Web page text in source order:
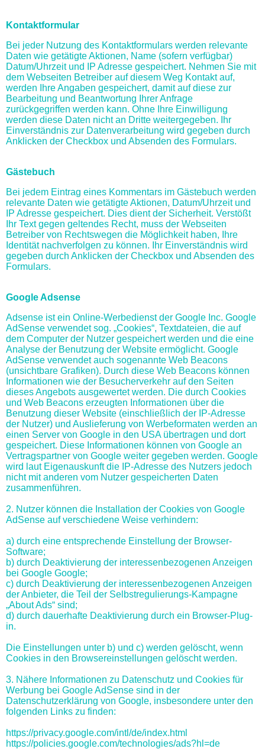
Kontaktformular
Bei jeder Nutzung des Kontaktformulars werden relevante
Daten wie getätigte Aktionen, Name (sofern verfügbar)
Datum/Uhrzeit und IP Adresse gespeichert. Nehmen Sie mit
dem Webseiten Betreiber auf diesem Weg Kontakt auf,
werden Ihre Angaben gespeichert, damit auf diese zur
Bearbeitung und Beantwortung Ihrer Anfrage
zurückgegriffen werden kann. Ohne Ihre Einwilligung
werden diese Daten nicht an Dritte weitergegeben. Ihr
Einverständnis zur Datenverarbeitung wird gegeben durch
Anklicken der Checkbox und Absenden des Formulars.
Gästebuch
Bei jedem Eintrag eines Kommentars im Gästebuch werden
relevante Daten wie getätigte Aktionen, Datum/Uhrzeit und
IP Adresse gespeichert. Dies dient der Sicherheit. Verstößt
Ihr Text gegen geltendes Recht, muss der Webseiten
Betreiber von Rechtswegen die Möglichkeit haben, Ihre
Identität nachverfolgen zu können. Ihr Einverständnis wird
gegeben durch Anklicken der Checkbox und Absenden des
Formulars.
Google Adsense
Adsense ist ein Online-Werbedienst der Google Inc. Google
AdSense verwendet sog. „Cookies“, Textdateien, die auf
dem Computer der Nutzer gespeichert werden und die eine
Analyse der Benutzung der Website ermöglicht. Google
AdSense verwendet auch sogenannte Web Beacons
(unsichtbare Grafiken). Durch diese Web Beacons können
Informationen wie der Besucherverkehr auf den Seiten
dieses Angebots ausgewertet werden. Die durch Cookies
und Web Beacons erzeugten Informationen über die
Benutzung dieser Website (einschließlich der IP-Adresse
der Nutzer) und Auslieferung von Werbeformaten werden an
einen Server von Google in den USA übertragen und dort
gespeichert. Diese Informationen können von Google an
Vertragspartner von Google weiter gegeben werden. Google
wird laut Eigenauskunft die IP-Adresse des Nutzers jedoch
nicht mit anderen vom Nutzer gespeicherten Daten
zusammenführen.
2. Nutzer können die Installation der Cookies von Google
AdSense auf verschiedene Weise verhindern:
a) durch eine entsprechende Einstellung der Browser-
Software;
b) durch Deaktivierung der interessenbezogenen Anzeigen
bei Google Google;
c) durch Deaktivierung der interessenbezogenen Anzeigen
der Anbieter, die Teil der Selbstregulierungs-Kampagne
„About Ads“ sind;
d) durch dauerhafte Deaktivierung durch ein Browser-Plug-
in.
Die Einstellungen unter b) und c) werden gelöscht, wenn
Cookies in den Browsereinstellungen gelöscht werden.
3. Nähere Informationen zu Datenschutz und Cookies für
Werbung bei Google AdSense sind in der
Datenschutzerklärung von Google, insbesondere unter den
folgenden Links zu finden:
https://privacy.google.com/intl/de/index.html
https://policies.google.com/technologies/ads?hl=de